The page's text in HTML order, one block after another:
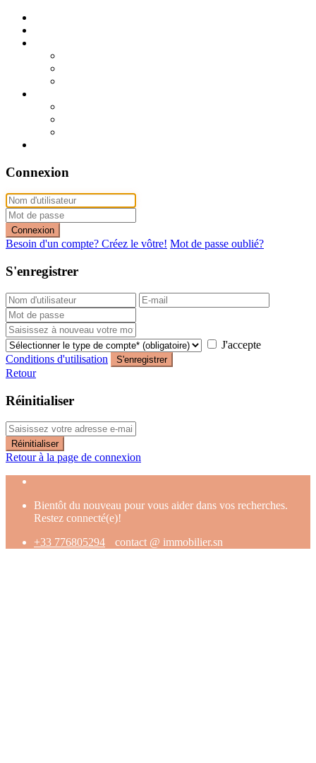
Connexion
Connexion
Besoin d'un compte? Créez le vôtre! Mot de passe oublié?
S'enregistrer
J'accepte
Conditions d'utilisation
S'enregistrer
Retour
Réinitialiser
Réinitialiser
Retour à la page de connexion
Bientôt du nouveau pour vous aider dans vos recherches.
Restez connecté(e)!
+33 776805294
contact @ immobilier.sn